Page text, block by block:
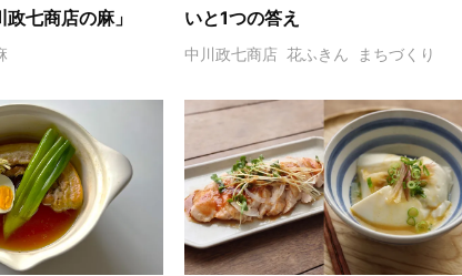
七商店の麻」
いと1つの答え
中川政七商店 花ふきん まちづくり